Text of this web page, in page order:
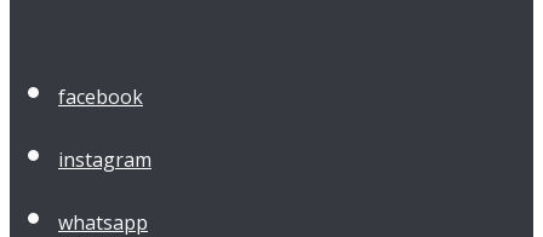
facebook
instagram
whatsapp